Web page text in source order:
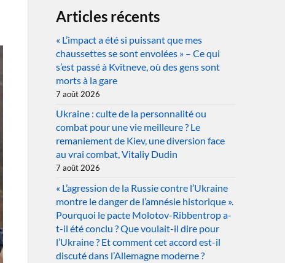
Articles récents
« L’impact a été si puissant que mes
chaussettes se sont envolées » – Ce qui
s’est passé à Kvitneve, où des gens sont
morts à la gare
7 août 2026
Ukraine : culte de la personnalité ou
combat pour une vie meilleure ? Le
remaniement de Kiev, une diversion face
au vrai combat, Vitaliy Dudin
7 août 2026
« L’agression de la Russie contre l’Ukraine
montre le danger de l’amnésie historique ».
Pourquoi le pacte Molotov-Ribbentrop a-
t-il été conclu ? Que voulait-il dire pour
l’Ukraine ? Et comment cet accord est-il
discuté dans l’Allemagne moderne ?